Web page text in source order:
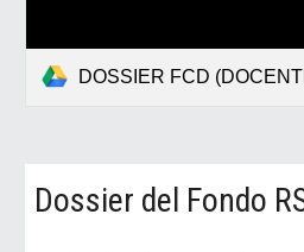
DOSSIER FCD
Dossier del Fondo